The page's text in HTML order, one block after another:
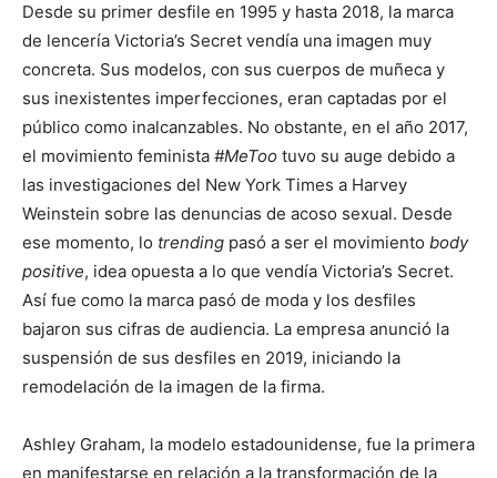
Desde su primer desfile en 1995 y hasta 2018, la marca
de lencería Victoria’s Secret vendía una imagen muy
concreta. Sus modelos, con sus cuerpos de muñeca y
sus inexistentes imperfecciones, eran captadas por el
público como inalcanzables. No obstante, en el año 2017,
el movimiento feminista #MeToo tuvo su auge debido a
las investigaciones del New York Times a Harvey
Weinstein sobre las denuncias de acoso sexual. Desde
ese momento, lo trending pasó a ser el movimiento body
positive, idea opuesta a lo que vendía Victoria’s Secret.
Así fue como la marca pasó de moda y los desfiles
bajaron sus cifras de audiencia. La empresa anunció la
suspensión de sus desfiles en 2019, iniciando la
remodelación de la imagen de la firma.
Ashley Graham, la modelo estadounidense, fue la primera
en manifestarse en relación a la transformación de la